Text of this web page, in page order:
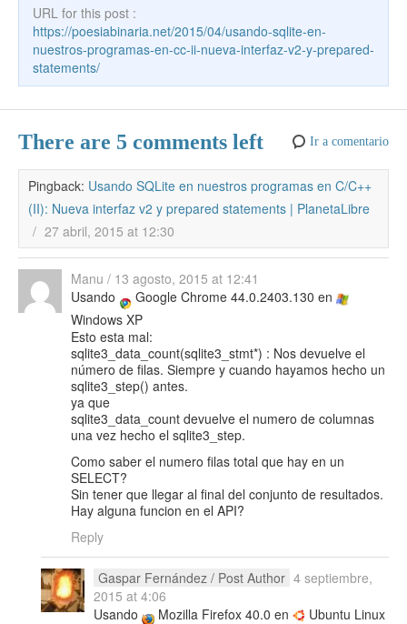
e
URL for this post :
https://poesiabinaria.net/2015/04/usando-sqlite-en-
nuestros-programas-en-cc-ii-nueva-interfaz-v2-y-prepared-
statements/
There are 5 comments left Ir a comentario
Pingback: Usando SQLite en nuestros programas en C/C++
(II): Nueva interfaz v2 y prepared statements | PlanetaLibre
/ 27 abril, 2015 at 12:30
Manu / 13 agosto, 2015 at 12:41
Usando
Google Chrome 44.0.2403.130 en
Windows XP
Esto esta mal:
sqlite3_data_count(sqlite3_stmt*) : Nos devuelve el
número de filas. Siempre y cuando hayamos hecho un
sqlite3_step() antes.
ya que
sqlite3_data_count devuelve el numero de columnas
una vez hecho el sqlite3_step.
Como saber el numero filas total que hay en un
SELECT?
Sin tener que llegar al final del conjunto de resultados.
Hay alguna funcion en el API?
Reply
Gaspar Fernández / Post Author 4 septiembre,
2015 at 4:06
Usando
Mozilla Firefox 40.0 en
Ubuntu Linux